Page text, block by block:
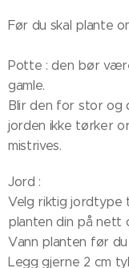
Før du skal plante
Potte : den bør
gamle.
Blir den for stor og
jorden ikke tørker
mistrives.
Jord :
Velg riktig jordtype
planten din på nett
Vann planten før
Legg gjerne 2 cm